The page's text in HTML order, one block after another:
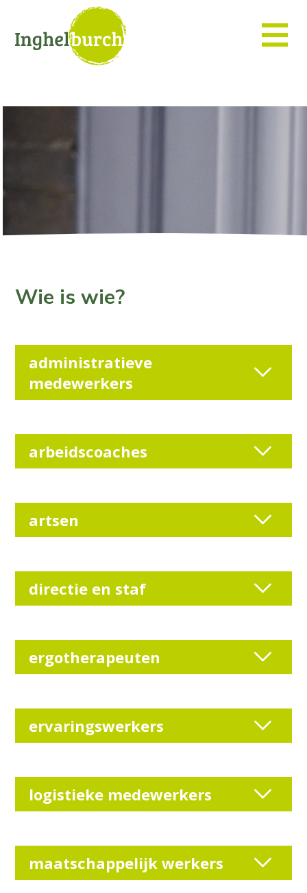
Wie is wie?
administratieve
medewerkers
arbeidscoaches
artsen
directie en staf
ergotherapeuten
ervaringswerkers
logistieke medewerkers
maatschappelijk werkers